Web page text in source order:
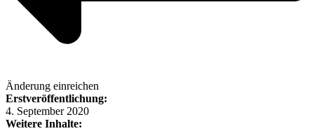
Änderung einreichen
Erstveröffentlichung:
4. September 2020
Weitere Inhalte: